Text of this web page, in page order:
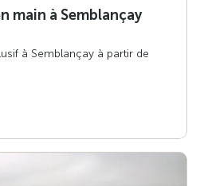
main à Semblançay
à Semblançay à partir de